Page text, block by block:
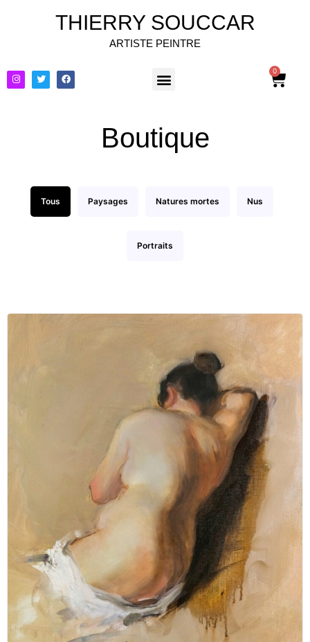
THIERRY SOUCCAR
ARTISTE PEINTRE
0
Boutique
Tous Paysages Natures mortes Nus
Portraits